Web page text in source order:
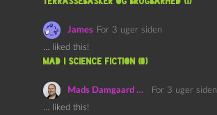
James For 3 uger siden
… liked this!
mad i science fiction (0)
Mads Damgaard Mortensen (Å)
For 3 uger siden
… liked this!